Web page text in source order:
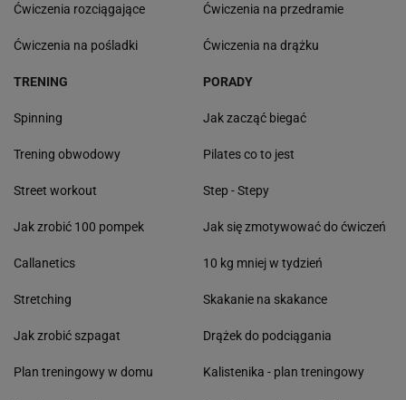
Ćwiczenia rozciągające
Ćwiczenia na pośladki
Ćwiczenia na przedramie
Ćwiczenia na drążku
TRENING
Spinning
Trening obwodowy
Street workout
Jak zrobić 100 pompek
Callanetics
Stretching
Jak zrobić szpagat
Plan treningowy w domu
PORADY
Jak zacząć biegać
Pilates co to jest
Step - Stepy
Jak się zmotywować do ćwiczeń
10 kg mniej w tydzień
Skakanie na skakance
Drążek do podciągania
Kalistenika - plan treningowy